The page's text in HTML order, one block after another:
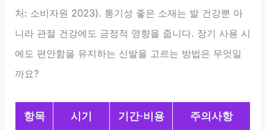
처: 소비자원 2023). 통기성 좋은 소재는 발 건강뿐 아
니라 관절 건강에도 긍정적 영향을 줍니다. 장기 사용 시
에도 편안함을 유지하는 신발을 고르는 방법은 무엇일
까요?
항목 시기 기간·비용 주의사항